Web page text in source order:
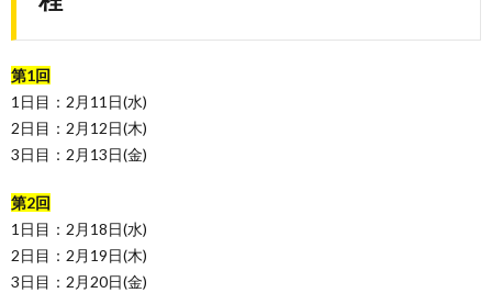
第1回
1日目：2月11日(水)
2日目：2月12日(木)
3日目：2月13日(金)
第2回
1日目：2月18日(水)
2日目：2月19日(木)
3日目：2月20日(金)